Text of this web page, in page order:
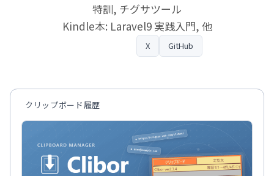
特訓, チグサツール
Kindle本: Laravel9 実践入門, 他
X GitHub
クリップボード履歴